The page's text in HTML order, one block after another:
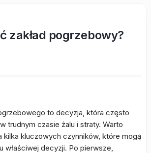
zakład pogrzebowy?
to decyzja, która często
trudnym czasie żalu i straty. Warto
kilka kluczowych czynników, które mogą
właściwej decyzji. Po pierwsze,